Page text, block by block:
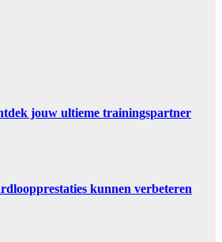
jouw ultieme trainingspartner
kunnen verbeteren